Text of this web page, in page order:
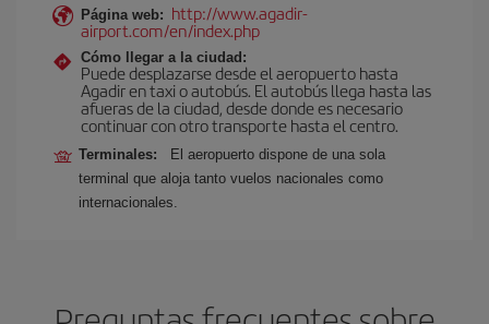
Página web: http://www.agadir-
airport.com/en/index.php
Cómo llegar a la ciudad:
Puede desplazarse desde el aeropuerto hasta
Agadir en taxi o autobús. El autobús llega hasta las
afueras de la ciudad, desde donde es necesario
continuar con otro transporte hasta el centro.
Terminales:
El aeropuerto dispone de una sola
terminal que aloja tanto vuelos nacionales como
internacionales.